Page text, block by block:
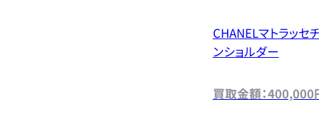
CHANELマトラッセ
ンショルダー
買取金額：400,000